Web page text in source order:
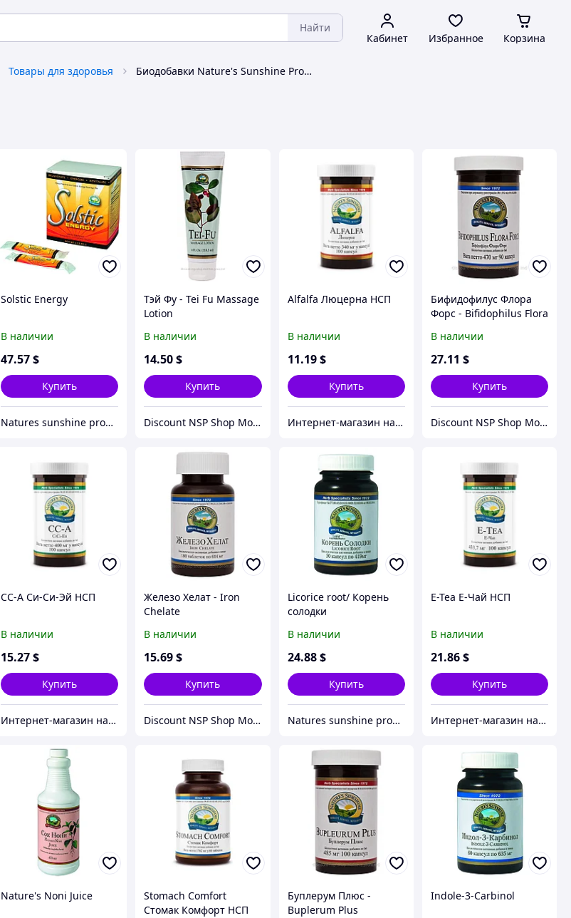
Найти
Кабинет Избранное Корзина
Товары для здоровья Биодобавки Nature's Sunshine Products
Solstic Energy
В наличии
47.57$
Купить
Natures sunshine products
Тэй Фу - Tei Fu Massage
Lotion
В наличии
14.50$
Купить
Discount NSP Shop Moldova
Alfalfa Люцерна НСП
В наличии
11.19 $
Купить
Интернет-магазин натуральных витаминов компании Nature`s Sunshine, NSP (НСП)
Бифидофилус Флора
Форс - Bifidophilus Flora
В наличии
27.11 $
Купить
Discount NSP Shop Moldova
CC-A Си-Си-Эй НСП
В наличии
15.27$
Купить
Интернет-магазин натуральных витаминов компании Nature`s Sunshine, NSP (НСП)
Железо Хелат - Iron
Chelate
В наличии
15.69$
Купить
Discount NSP Shop Moldova
Licorice root/ Кoрень
солодки
В наличии
24.88 $
Купить
Natures sunshine products
E-Tea Е-Чай НСП
В наличии
21.86$
Купить
Интернет-магазин натуральных витаминов компании Nature`s Sunshine, NSP (НСП)
Nature's Noni Juice
Stomach Comfort
Стомак Комфорт НСП
Буплерум Плюс -
Buplerum Plus
Indole-3-Carbinol